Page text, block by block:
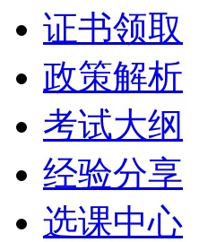
证书领取
政策解析
考试大纲
经验分享
选课中心